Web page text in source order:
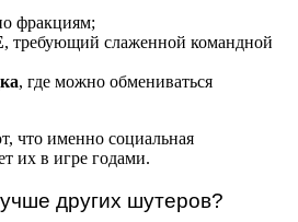
фракциям;
, требующий слаженной командной
, где можно обмениваться
что именно социальная
их в игре годами.
других шутеров?